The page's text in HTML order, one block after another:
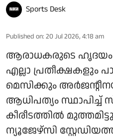
Sports Desk
Published on: 20 Jul 2026, 4:18 am
ആരാധകരുടെ ഹൃദയം
എല്ലാ പ്രതീക്ഷകളും
മെസിക്കും
ആധിപത്യം
കീരീടത്തില്‍
ന്യൂജേഴ്സി